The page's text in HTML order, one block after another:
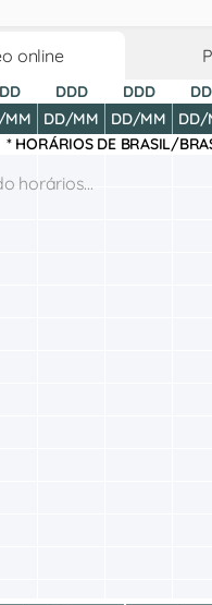
online
MM
DDD
DD/MM
DDD
DD/MM
DD/
* HORÁRIOS DE BRASIL/
horários...